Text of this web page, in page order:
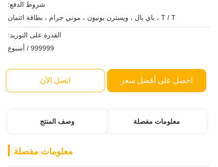
شروط الدفع:
T / T ، باي بال ، ويسترن يونيون ، موني جرام ، بطاقة ائتمان
القدرة على التوريد:
999999 / أسبوع
احصل على أفضل سعر اتصل الآن
معلومات مفصلة وصف المنتج
معلومات مفصلة